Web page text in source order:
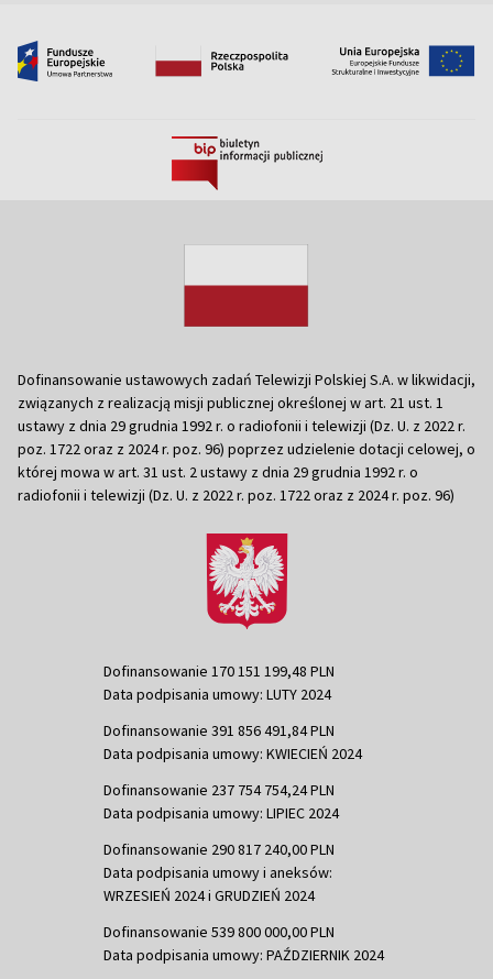
Dofinansowanie ustawowych zadań Telewizji Polskiej S.A. w likwidacji,
związanych z realizacją misji publicznej określonej w art. 21 ust. 1
ustawy z dnia 29 grudnia 1992 r. o radiofonii i telewizji (Dz. U. z 2022 r.
poz. 1722 oraz z 2024 r. poz. 96) poprzez udzielenie dotacji celowej, o
której mowa w art. 31 ust. 2 ustawy z dnia 29 grudnia 1992 r. o
radiofonii i telewizji (Dz. U. z 2022 r. poz. 1722 oraz z 2024 r. poz. 96)
Dofinansowanie 170 151 199,48 PLN
Data podpisania umowy: LUTY 2024
Dofinansowanie 391 856 491,84 PLN
Data podpisania umowy: KWIECIEŃ 2024
Dofinansowanie 237 754 754,24 PLN
Data podpisania umowy: LIPIEC 2024
Dofinansowanie 290 817 240,00 PLN
Data podpisania umowy i aneksów:
WRZESIEŃ 2024 i GRUDZIEŃ 2024
Dofinansowanie 539 800 000,00 PLN
Data podpisania umowy: PAŹDZIERNIK 2024